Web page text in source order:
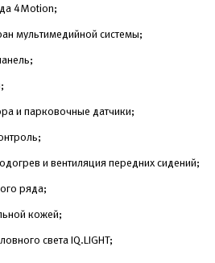
4Motion;
мультимедийной системы;
и парковочные датчики;
и вентиляция передних сидений;
ряда;
кожей;
света IQ.LIGHT;